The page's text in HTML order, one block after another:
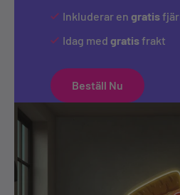
Inkluderar en gratis
Idag med gratisfrakt
Beställ Nu